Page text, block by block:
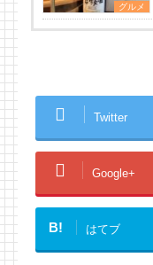
グルメ
Twitter
Google+
B! はてブ